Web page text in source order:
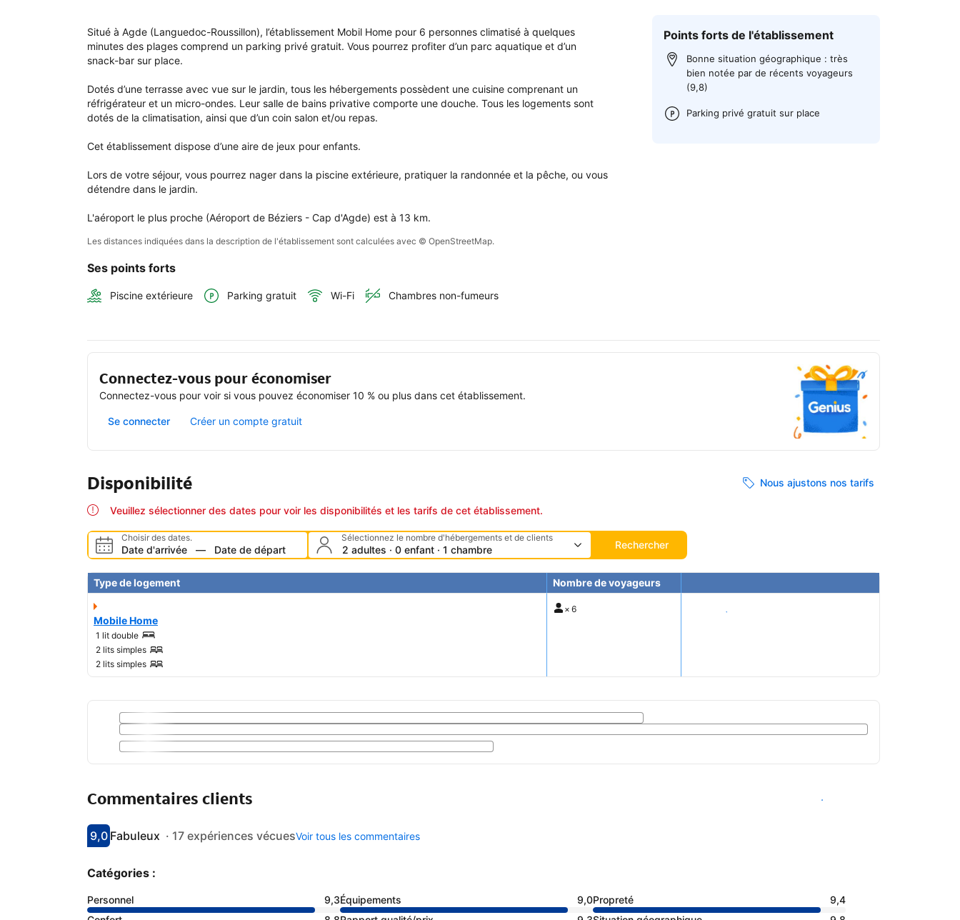
Mobil
Home
personnes
climatisé
à
minutes
plages.
Situé à Agde (Languedoc-Roussillon), l’établissement Mobil Home pour 6 personnes climatisé à quelques
minutes des plages comprend un parking privé gratuit. Vous pourrez profiter d’un parc aquatique et d’un
snack-bar sur place.
Dotés d’une terrasse avec vue sur le jardin, tous les hébergements possèdent une cuisine comprenant un
réfrigérateur et un micro-ondes. Leur salle de bains privative comporte une douche. Tous les logements sont
dotés de la climatisation, ainsi que d’un coin salon et/ou repas.
Cet établissement dispose d’une aire de jeux pour enfants.
Lors de votre séjour, vous pourrez nager dans la piscine extérieure, pratiquer la randonnée et la pêche, ou vous
détendre dans le jardin.
L'aéroport le plus proche (Aéroport de Béziers - Cap d'Agde) est à 13 km.
Les distances indiquées dans la description de l'établissement sont calculées avec © OpenStreetMap.
Ses points forts
Piscine extérieure Parking gratuit Wi-Fi Chambres non-fumeurs
Points forts de l'établissement
Bonne situation géographique : très
bien notée par de récents voyageurs
(9,8)
Parking privé gratuit sur place
Connectez-vous pour économiser
Connectez-vous pour voir si vous pouvez économiser 10 % ou plus dans cet établissement.
Se connecter Créer un compte gratuit
Disponibilité Nous ajustons nos tarifs
Veuillez sélectionner des dates pour voir les disponibilités et les tarifs de cet établissement.
Choisir des dates.
Date d'arrivée — Date de départ
Sélectionnez le nombre d'hébergements et de clients
2 adultes · 0 enfant · 1 chambre Rechercher
Type de logement Nombre de voyageurs
Mobile Home
1 lit double
2 lits simples
2 lits simples
× 6 Voir les tarifs
Commentaires clients Voir les disponibilités
Avec une note de 9
9,0
fabuleuxFabuleux · 17 expériences vécuesVoir tous les commentaires
Catégories :
Personnel 9,3Équipements 9,0Propreté
9,4